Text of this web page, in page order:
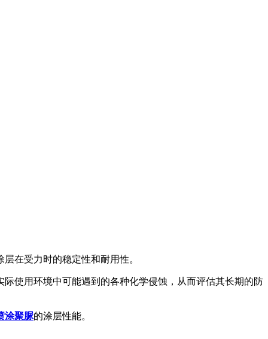
在受力时的稳定性和耐用性。
使用环境中可能遇到的各种化学侵蚀，从而评估其长期的防
涂聚脲的涂层性能。